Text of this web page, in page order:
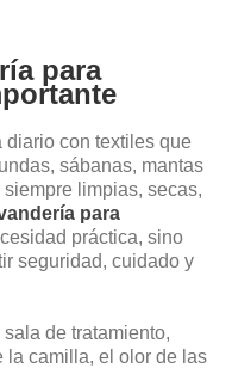
para
diario con textiles que
sábanas, mantas
limpias, secas,
para
práctica, sino
seguridad, cuidado y
de tratamiento,
la camilla, el olor de las